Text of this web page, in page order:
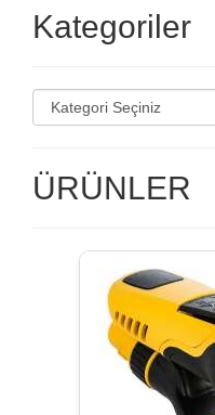
Kategoriler
ÜRÜNLER